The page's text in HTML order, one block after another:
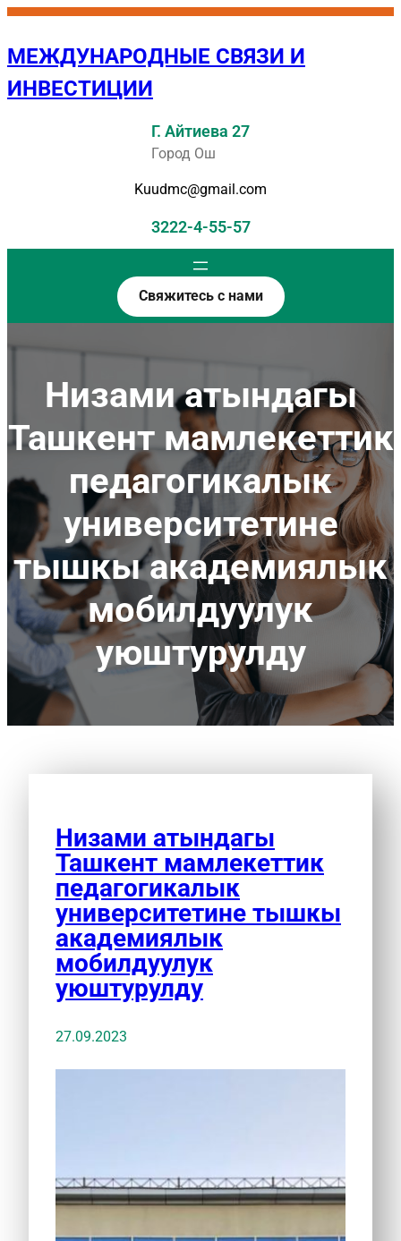
Перейти
содержимому
МЕЖДУНАРОДНЫЕ СВЯЗИ И
ИНВЕСТИЦИИ
Г. Айтиева 27
Город Ош
Kuudmc@gmail.com
3222-4-55-57
Свяжитесь с нами
Низами атындагы
Ташкент мамлекеттик
педагогикалык
университетине
тышкы академиялык
мобилдуулук
уюштурулду
Низами атындагы
Ташкент мамлекеттик
педагогикалык
университетине тышкы
академиялык
мобилдуулук
уюштурулду
27.09.2023